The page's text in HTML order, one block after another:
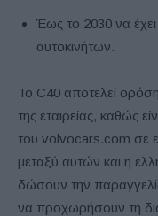
Έως το 2030 να έχει
αυτοκινήτων.
Το C40 αποτελεί
της εταιρείας, καθώς
του volvocars.com σε
μεταξύ αυτών και η
δώσουν την
να προχωρήσουν τη